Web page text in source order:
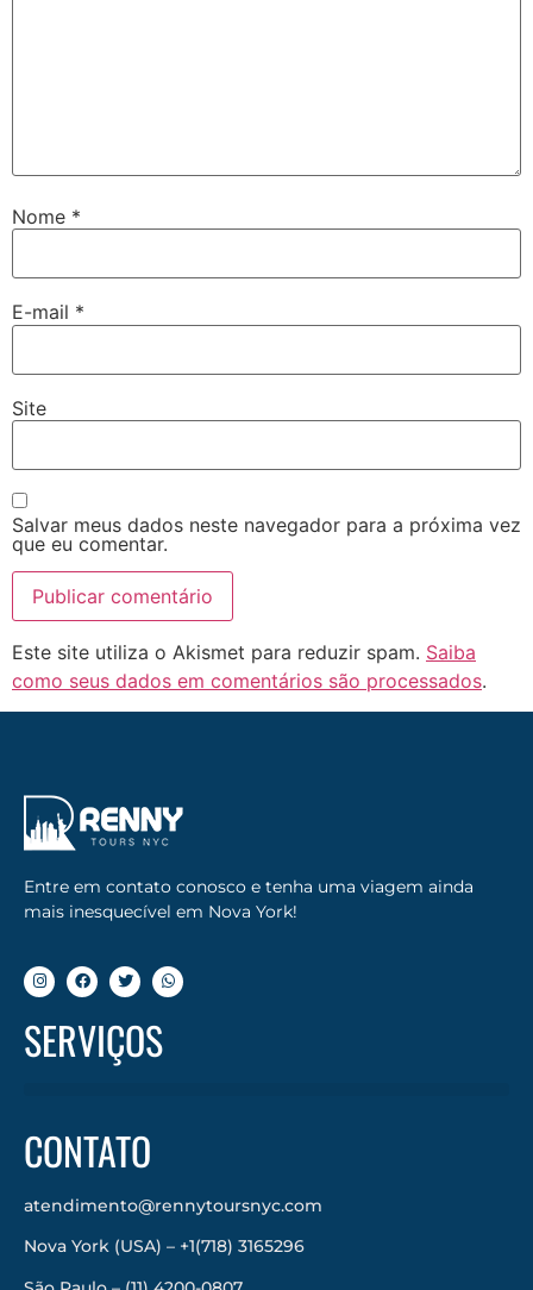
Nome *
E-mail *
Site
Salvar meus dados neste navegador para a próxima vez
que eu comentar.
Este site utiliza o Akismet para reduzir spam. Saiba
como seus dados em comentários são processados.
Entre em contato conosco e tenha uma viagem ainda
mais inesquecível em Nova York!
SERVIÇOS
CONTATO
atendimento@rennytoursnyc.com
Nova York (USA) – +1(718) 3165296